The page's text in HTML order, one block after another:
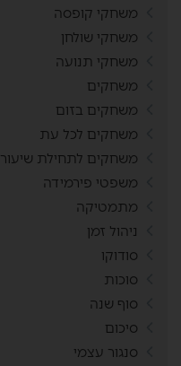
משחקי קופסה
משחקי שולחן
משחקי תנועה
משחקים
משחקים בזום
משחקים לכל עת
משחקים לתחילת שיעור
משפטי פירמידה
מתמטיקה
ניהול זמן
סודוקו
סוכות
סוף שנה
סיכום
סנגור עצמי